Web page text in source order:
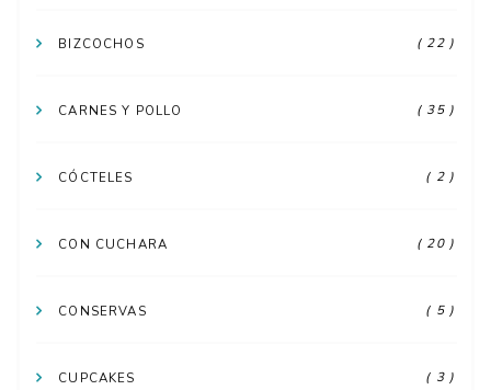
BIZCOCHOS ( 22 )
CARNES Y POLLO ( 35 )
CÓCTELES ( 2 )
CON CUCHARA ( 20 )
CONSERVAS ( 5 )
CUPCAKES ( 3 )